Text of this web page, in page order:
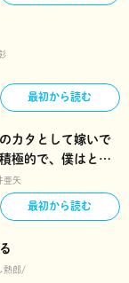
最初から読む
カタとして嫁いで
極的で、僕はとっ
亜矢
最初から読む
熱郎